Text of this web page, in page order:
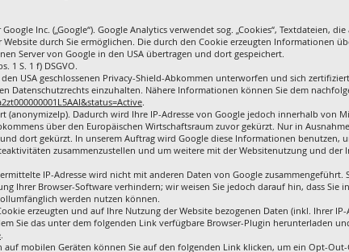
Inc. („Google“). Google Analytics verwendet sog. „Cookies“, Textdateien,
durch Sie ermöglichen. Die durch den Cookie erzeugten Informationen
Server von Google in den USA übertragen und dort gespeichert.
1 S. 1 f) DSGVO.
USA geschlossenen Privacy-Shield-Abkommen unterworfen und sich
Datenschutzrechts einzuhalten. Nähere Informationen können Sie dem
.
(anonymizeIp). Dadurch wird Ihre IP-Adresse von Google jedoch innerhalb von
über den Europäischen Wirtschaftsraum zuvor gekürzt. Nur in
dort gekürzt. In unserem Auftrag wird Google diese Informationen benutzen,
zusammenzustellen und um weitere mit der Websitenutzung und der
IP-Adresse wird nicht mit anderen Daten von Google zusammengeführt.
Ihrer Browser-Software verhindern; wir weisen Sie jedoch darauf hin, dass Sie
werden nutzen können.
erzeugten und auf Ihre Nutzung der Website bezogenen Daten (inkl. Ihrer IP-
Sie das unter dem folgenden Link verfügbare Browser-Plugin herunterladen
.
mobilen Geräten können Sie auf den folgenden Link klicken, um ein Opt-Out-